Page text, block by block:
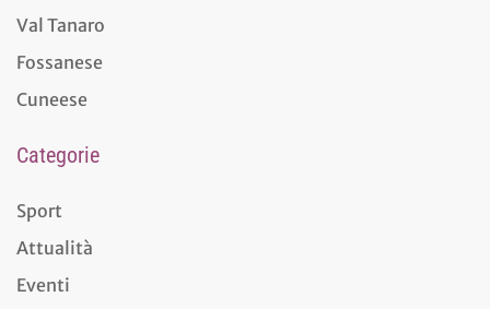
Val Tanaro
Fossanese
Cuneese
Categorie
Sport
Attualità
Eventi